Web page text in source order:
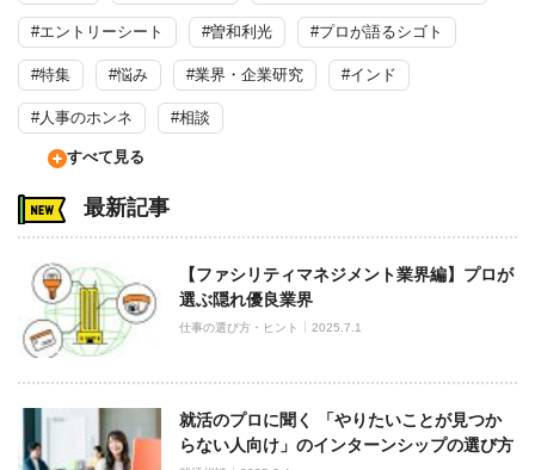
#エントリーシート #曽和利光 #プロが語るシゴト
#特集 #悩み #業界・企業研究 #インド
#人事のホンネ #相談
すべて見る
最新記事
【ファシリティマネジメント業界編】プロが
選ぶ隠れ優良業界
仕事の選び方・ヒント 2025.7.1
就活のプロに聞く 「やりたいことが見つか
らない人向け」のインターンシップの選び方